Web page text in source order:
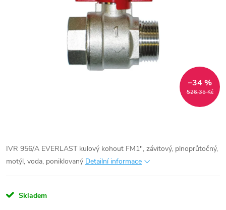
526,35 Kč
–34 %
IVR 956/A EVERLAST kulový kohout FM1", závitový, plnoprůtočný,
motýl, voda, poniklovaný Detailní informace
Skladem